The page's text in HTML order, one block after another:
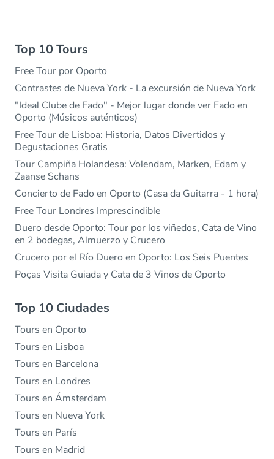
Top 10 Tours
Free Tour por Oporto
Contrastes de Nueva York - La excursión de Nueva York
"Ideal Clube de Fado" - Mejor lugar donde ver Fado en
Oporto (Músicos auténticos)
Free Tour de Lisboa: Historia, Datos Divertidos y
Degustaciones Gratis
Tour Campiña Holandesa: Volendam, Marken, Edam y
Zaanse Schans
Concierto de Fado en Oporto (Casa da Guitarra - 1 hora)
Free Tour Londres Imprescindible
Duero desde Oporto: Tour por los viñedos, Cata de Vino
en 2 bodegas, Almuerzo y Crucero
Crucero por el Río Duero en Oporto: Los Seis Puentes
Poças Visita Guiada y Cata de 3 Vinos de Oporto
Top 10 Ciudades
Tours en Oporto
Tours en Lisboa
Tours en Barcelona
Tours en Londres
Tours en Ámsterdam
Tours en Nueva York
Tours en París
Tours en Madrid